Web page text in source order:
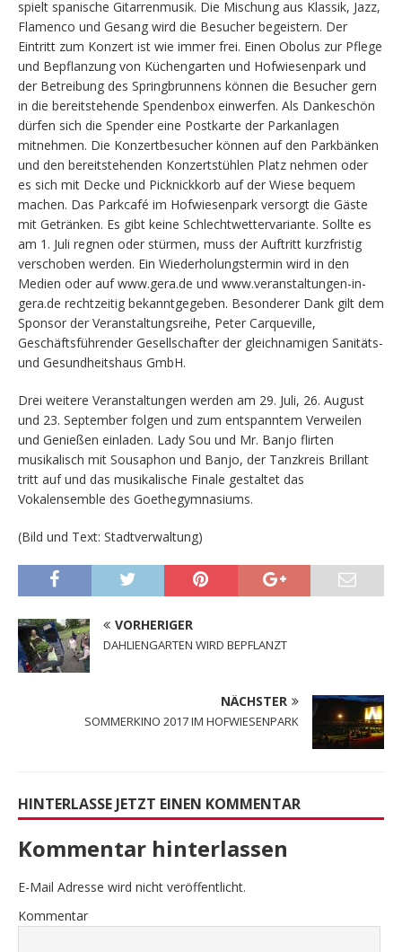
spielt spanische Gitarrenmusik. Die Mischung aus Klassik, Jazz,
Flamenco und Gesang wird die Besucher begeistern. Der
Eintritt zum Konzert ist wie immer frei. Einen Obolus zur Pflege
und Bepflanzung von Küchengarten und Hofwiesenpark und
der Betreibung des Springbrunnens können die Besucher gern
in die bereitstehende Spendenbox einwerfen. Als Dankeschön
dürfen sich die Spender eine Postkarte der Parkanlagen
mitnehmen. Die Konzertbesucher können auf den Parkbänken
und den bereitstehenden Konzertstühlen Platz nehmen oder
es sich mit Decke und Picknickkorb auf der Wiese bequem
machen. Das Parkcafé im Hofwiesenpark versorgt die Gäste
mit Getränken. Es gibt keine Schlechtwettervariante. Sollte es
am 1. Juli regnen oder stürmen, muss der Auftritt kurzfristig
verschoben werden. Ein Wiederholungstermin wird in den
Medien oder auf www.gera.de und www.veranstaltungen-in-
gera.de rechtzeitig bekanntgegeben. Besonderer Dank gilt dem
Sponsor der Veranstaltungsreihe, Peter Carqueville,
Geschäftsführender Gesellschafter der gleichnamigen Sanitäts-
und Gesundheitshaus GmbH.
Drei weitere Veranstaltungen werden am 29. Juli, 26. August
und 23. September folgen und zum entspanntem Verweilen
und Genießen einladen. Lady Sou und Mr. Banjo flirten
musikalisch mit Sousaphon und Banjo, der Tanzkreis Brillant
tritt auf und das musikalische Finale gestaltet das
Vokalensemble des Goethegymnasiums.
(Bild und Text: Stadtverwaltung)
VORHERIGER
DAHLIENGARTEN WIRD BEPFLANZT
NÄCHSTER
SOMMERKINO 2017 IM HOFWIESENPARK
HINTERLASSE JETZT EINEN KOMMENTAR
Kommentar hinterlassen
E-Mail Adresse wird nicht veröffentlicht.
Kommentar